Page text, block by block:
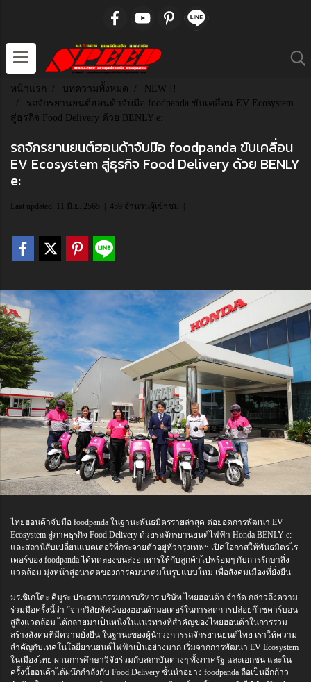
หน้าแรก บทความทั้งหมด
NEW !!
รถจักรยานยนต์ฮอนด้าจับมือ foodpanda ขับเคลื่อน EV Ecosystem
สู่ธุรกิจ Food Delivery ด้วย BENLY e:
รถจักรยานยนต์ฮอนด้าจับมือ foodpanda ขับเคลื่อน
EV Ecosystem สู่ธุรกิจ Food Delivery ด้วย BENLY
e:
Last updated: 11 มิ.ย. 2565 459 จำนวนผู้เข้าชม
ไทยฮอนด้าจับมือ foodpanda ในฐานะพันธมิตรรายล่าสุด ต่อยอดการพัฒนา EV
Ecosystem สู่ภาคธุรกิจ Food Delivery ด้วยรถจักรยานยนต์ไฟฟ้า Honda BENLY e:
และสถานีสับเปลี่ยนแบตเตอรี่ที่กระจายตัวอยู่ทั่วกรุงเทพฯ เปิดโอกาสให้พันธมิตรไร
เดอร์ของ foodpanda ได้ทดลองขนส่งอาหารให้กับลูกค้าไปพร้อมๆ กับการรักษาสิ่ง
แวดล้อม มุ่งหน้าสู่อนาคตของการคมนาคมในรูปแบบใหม่ เพื่อสังคมเมืองที่ยั่งยืน
มร.ชิเกโตะ คิมูระ ประธานกรรมการบริหาร บริษัท ไทยฮอนด้า จำกัด กล่าวถึงความ
ร่วมมือครั้งนี้ว่า “จากวิสัยทัศน์ของฮอนด้ามอเตอร์ในการลดการปล่อยก๊าซคาร์บอน
สู่สิ่งแวดล้อม ได้กลายมาเป็นหนี่งในแนวทางที่สำคัญของไทยฮอนด้าในการร่วม
สร้างสังคมที่มีความยั่งยืน ในฐานะของผู้นำวงการรถจักรยานยนต์ไทย เราให้ความ
สำคัญกับเทคโนโลยียานยนต์ไฟฟ้าเป็นอย่างมาก เริ่มจากการพัฒนา EV Ecosystem
ในเมืองไทย ผ่านการศึกษาวิจัยร่วมกับสถาบันต่างๆ ทั้งภาครัฐ และเอกชน และใน
ครั้งนี้ฮอนด้าได้ผนึกกำลังกับ Food Delivery ชั้นนำอย่าง foodpanda ถือเป็นอีกก้าว